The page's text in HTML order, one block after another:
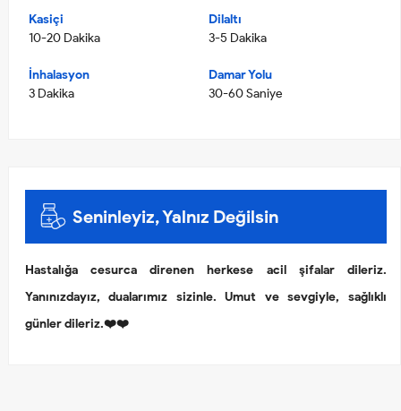
Kasiçi
10-20 Dakika
Dilaltı
3-5 Dakika
İnhalasyon
3 Dakika
Damar Yolu
30-60 Saniye
Seninleyiz, Yalnız Değilsin
Hastalığa cesurca direnen herkese acil şifalar dileriz.
Yanınızdayız, dualarımız sizinle. Umut ve sevgiyle, sağlıklı
günler dileriz.❤️❤️